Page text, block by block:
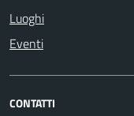
Luoghi
Eventi
CONTATTI